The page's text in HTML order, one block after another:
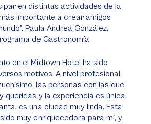
en distintas actividades de la
importante a crear amigos
Paula Andrea González,
de Gastronomía.
en el Midtown Hotel ha sido
motivos. A nivel profesional,
las personas con las que
queridas y la experiencia es única.
es una ciudad muy linda. Esta
muy enriquecedora para mí, y